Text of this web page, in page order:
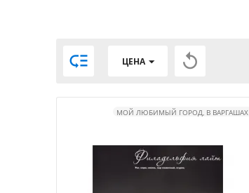
 ЦЕНА 
МОЙ ЛЮБИМЫЙ ГОРОД, В ВАРГАШАХ